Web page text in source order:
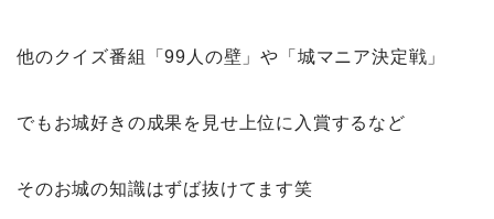
他のクイズ番組「99人の壁」や「城マニア決定戦」
でもお城好きの成果を見せ上位に入賞するなど
そのお城の知識はずば抜けてます笑